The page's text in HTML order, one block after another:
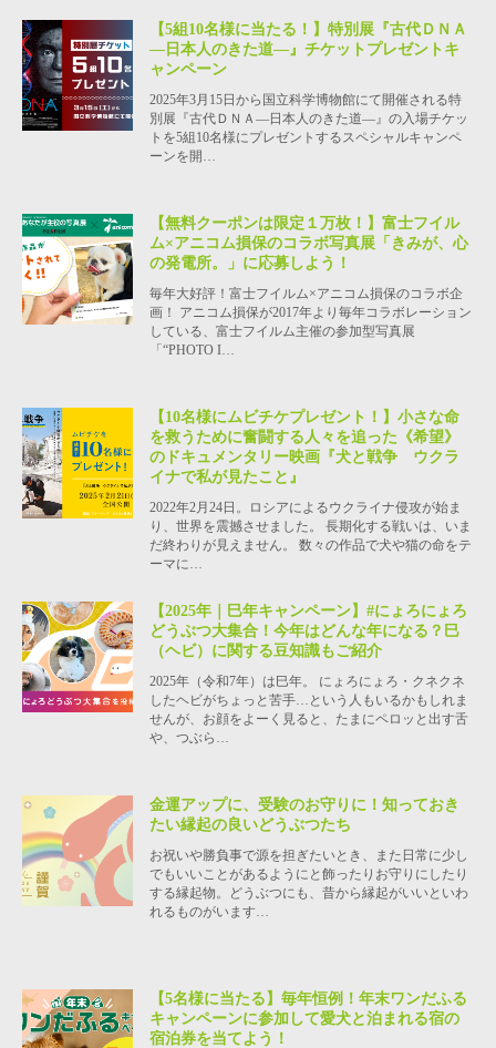
【5組10名様に当たる！】特別展『古代ＤＮＡ
―日本人のきた道―』チケットプレゼントキ
ャンペーン
2025年3月15日から国立科学博物館にて開催される特
別展『古代ＤＮＡ―日本人のきた道―』の入場チケッ
トを5組10名様にプレゼントするスペシャルキャンペ
ーンを開…
【無料クーポンは限定１万枚！】富士フイル
ム×アニコム損保のコラボ写真展「きみが、心
の発電所。」に応募しよう！
毎年大好評！富士フイルム×アニコム損保のコラボ企
画！ アニコム損保が2017年より毎年コラボレーション
している、富士フイルム主催の参加型写真展
「“PHOTO I…
【10名様にムビチケプレゼント！】小さな命
を救うために奮闘する人々を追った《希望》
のドキュメンタリー映画『犬と戦争 ウクラ
イナで私が見たこと』
2022年2月24日。ロシアによるウクライナ侵攻が始ま
り、世界を震撼させました。 長期化する戦いは、いま
だ終わりが見えません。 数々の作品で犬や猫の命をテ
ーマに…
【2025年｜巳年キャンペーン】#にょろにょろ
どうぶつ大集合！今年はどんな年になる？巳
（ヘビ）に関する豆知識もご紹介
2025年（令和7年）は巳年。 にょろにょろ・クネクネ
したヘビがちょっと苦手…という人もいるかもしれま
せんが、お顔をよーく見ると、たまにペロッと出す舌
や、つぶら…
金運アップに、受験のお守りに！知っておき
たい縁起の良いどうぶつたち
お祝いや勝負事で源を担ぎたいとき、また日常に少し
でもいいことがあるようにと飾ったりお守りにしたり
する縁起物。どうぶつにも、昔から縁起がいいといわ
れるものがいます…
【5名様に当たる】毎年恒例！年末ワンだふる
キャンペーンに参加して愛犬と泊まれる宿の
宿泊券を当てよう！